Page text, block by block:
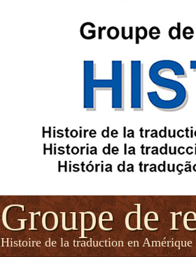
Groupe de
Histoire de la traduction en Amérique